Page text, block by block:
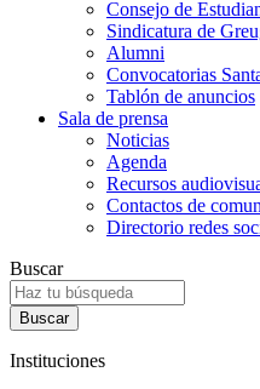
Consejo de
Sindicatura de
Alumni
Convocatorias
Tablón de anuncios
Sala de prensa
Noticias
Agenda
Recursos
Contactos de
Directorio redes
Buscar
Instituciones